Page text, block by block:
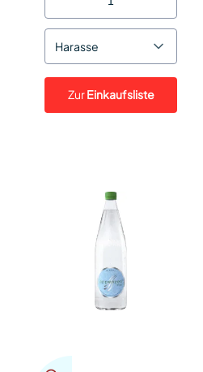
Harasse
ZurEinkaufsliste